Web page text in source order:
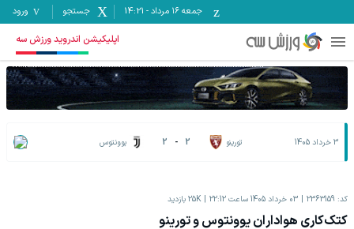
جمعه ۱۶ مرداد -
14:21 جستجو ورود
اپلیکیشن اندروید ورزش سه
3 خرداد 1405 تورینو 2
-
2 یوونتوس
کد: 2363159 03 خرداد 1405 ساعت 22:12 25K بازدید
کتک‌کاری هواداران یوونتوس و تورینو